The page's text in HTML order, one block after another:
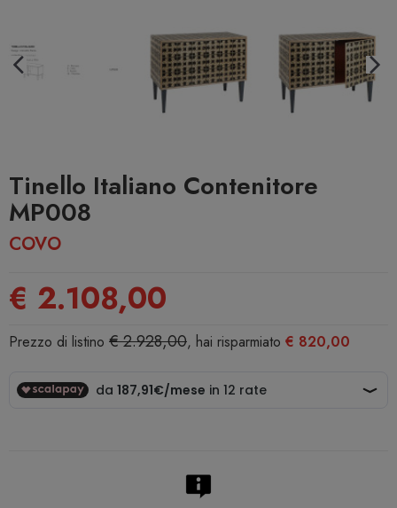
Tinello Italiano Contenitore
MP008
COVO
€ 2.108,00
Prezzo di listino € 2.928,00, hai risparmiato € 820,00